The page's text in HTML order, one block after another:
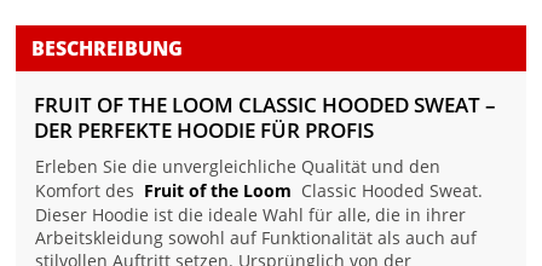
BESCHREIBUNG
FRUIT OF THE LOOM CLASSIC HOODED SWEAT –
DER PERFEKTE HOODIE FÜR PROFIS
Erleben Sie die unvergleichliche Qualität und den
Komfort des Fruit of the Loom Classic Hooded Sweat.
Dieser Hoodie ist die ideale Wahl für alle, die in ihrer
Arbeitskleidung sowohl auf Funktionalität als auch auf
stilvollen Auftritt setzen. Ursprünglich von der